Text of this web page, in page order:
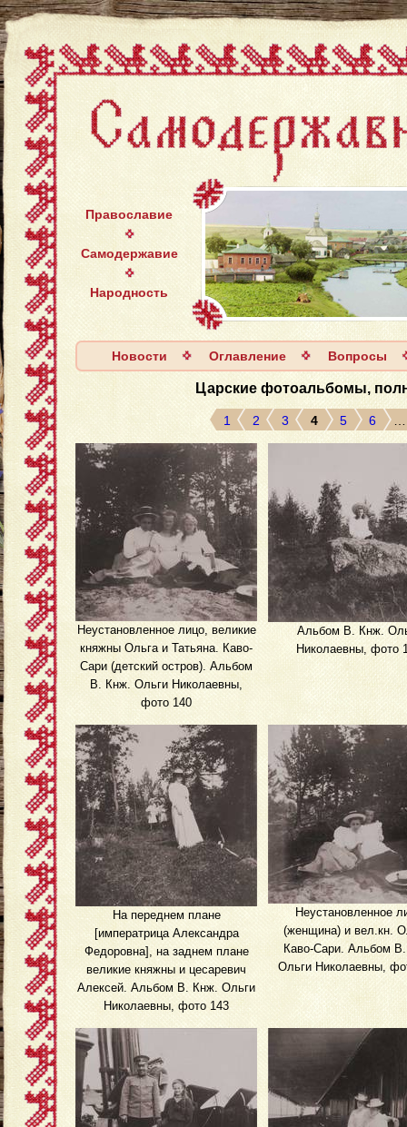
Православие
Самодержавие
Народность
Новости Оглавление Вопросы
Царские фотоальбомы,
1 2 3 4 5 6
Неустановленное лицо, великие
княжны Ольга и Татьяна. Каво-
Сари (детский остров). Альбом
В. Кнж. Ольги Николаевны,
фото 140
Альбом В. Кнж.
Николаевны, фото
На переднем плане
[императрица Александра
Федоровна], на заднем плане
великие княжны и цесаревич
Алексей. Альбом В. Кнж. Ольги
Николаевны, фото 143
Неустановленное
(женщина) и вел.кн.
Каво-Сари. Альбом
Ольги Николаевны,